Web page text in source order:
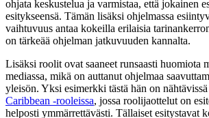
ohjata keskustelua ja varmistaa, että jokainen
esitykseensä. Tämän lisäksi ohjelmassa
vaihtuvuus antaa kokeilla erilaisia
on tärkeää ohjelman jatkuvuuden kannalta.
Lisäksi roolit ovat saaneet runsaasti huomiota
mediassa, mikä on auttanut ohjelmaa
yleisön. Yksi esimerkki tästä hän on nähtävissä
Caribbean -rooleissa, jossa roolijaottelut on
helposti ymmärrettävästi. Tällaiset esitystavat